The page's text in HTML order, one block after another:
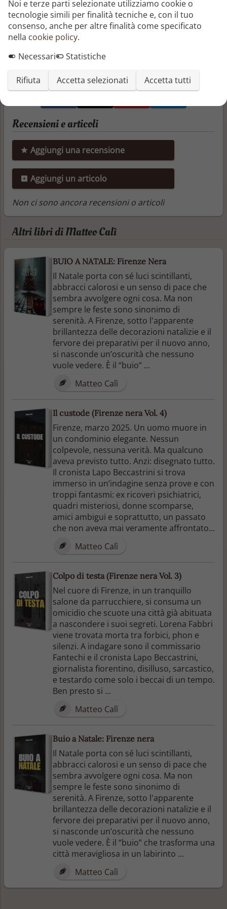
Siete pronti a sollevare il sipario sulla verità?
Segnala o richiedi rimozione
Condividi questo libro
Recensioni e articoli
Aggiungi una recensione
Aggiungi un articolo
Non ci sono ancora recensioni o articoli
Altri libri di Matteo Calì
BUIO A NATALE: Firenze Nera
Il Natale porta con sé luci scintillanti,
abbracci calorosi e un senso di pace che
sembra avvolgere ogni cosa. Ma non
sempre le feste sono sinonimo di
serenità. A Firenze, sotto l'apparente
brillantezza delle decorazioni natalizie e il
fervore dei preparativi per il nuovo anno,
si nasconde un’oscurità che nessuno
vuole vedere. È il “buio” ...
Matteo Calì
Il custode (Firenze nera Vol. 4)
Firenze, marzo 2025. Un uomo muore in
un condominio elegante. Nessun
colpevole, nessuna verità. Ma qualcuno
aveva previsto tutto. Anzi: disegnato tutto.
Il cronista Lapo Beccastrini si trova
immerso in un’indagine senza prove e con
troppi fantasmi: ex ricoveri psichiatrici,
quadri misteriosi, donne scomparse,
amici ambigui e soprattutto, un passato
che non aveva mai veramente affrontato...
Matteo Calì
Colpo di testa (Firenze nera Vol. 3)
Nel cuore di Firenze, in un tranquillo
salone da parrucchiere, si consuma un
omicidio che scuote una città già abituata
a nascondere i suoi segreti. Lorena Fabbri
viene trovata morta tra forbici, phon e
silenzi. A indagare sono il commissario
Fantechi e il cronista Lapo Beccastrini,
giornalista fiorentino, disilluso, sarcastico,
e testardo come solo i beccai di un tempo.
Ben presto si ...
Matteo Calì
Buio a Natale: Firenze nera
Il Natale porta con sé luci scintillanti,
abbracci calorosi e un senso di pace che
sembra avvolgere ogni cosa. Ma non
sempre le feste sono sinonimo di
serenità. A Firenze, sotto l'apparente
brillantezza delle decorazioni natalizie e il
fervore dei preparativi per il nuovo anno,
si nasconde un’oscurità che nessuno
vuole vedere. È il “buio” che trasforma una
città meravigliosa in un labirinto ...
Matteo Calì
Noi e terze parti selezionate utilizziamo cookie o
tecnologie simili per finalità tecniche e, con il tuo
consenso, anche per altre finalità come specificato
nella cookie policy.
Necessari
Statistiche
Rifiuta Accetta selezionati Accetta tutti